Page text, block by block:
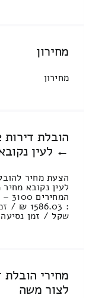
מחירון
מחירון
← לעין
שקל / זמן נסיעה בין
מחירי
לצור משה